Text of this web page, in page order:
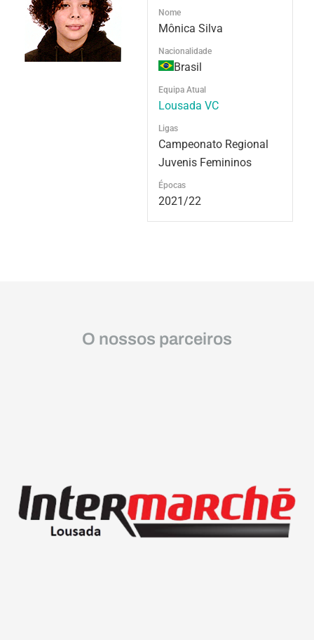
Nome
Mônica Silva
Nacionalidade
Brasil
Equipa Atual
Lousada VC
Ligas
Campeonato Regional
Juvenis Femininos
Épocas
2021/22
O nossos parceiros